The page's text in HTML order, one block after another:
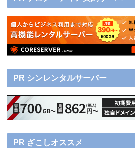
PR シンレンタルサーバー
PR ざこしオススメ